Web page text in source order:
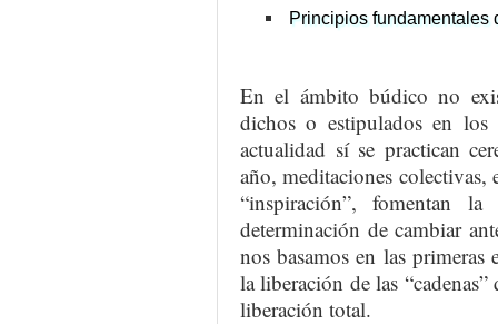
Principios fundamentales
En el ámbito búdico no
dichos o estipulados en
actualidad sí se practican
año, meditaciones
“inspiración”, fomentan
determinación de cambiar
nos basamos en las primeras
la liberación de las
liberación total.